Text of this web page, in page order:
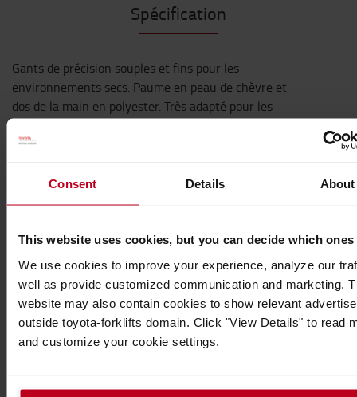
Consent Details About
This website uses cookies, but you can decide which ones
We use cookies to improve your experience, analyze our
well as provide customized communication and marketing.
website may also contain cookies to show relevant
outside toyota-forklifts domain. Click "View Details" to read
and customize your cookie settings.
Spécification
Gants de précision souples et fins pour les
environnements secs. Paume en peau de chèvre et
dos de la main en polyester. Très adapté pour les
composants.
Leon est un gant de travail destiné aux travaux de
composants, grâce à sa paume fine dotée d'une bonne
dextérité. La paume du gant est fabriquée en peau de
chèvre, tandis que le dos de la main est en polyester.
L'élastique souple situé à l'extrémité du dos de la main,
contre le poignet, fait que les Gants Leon se tient bien
sur la main et est confortable, tout en étant facile à
enlever.